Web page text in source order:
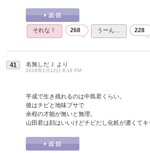
それな！ 268 うーん… 228
41 名無しだＪ より
2016年1月12日 8:18 PM
平成で生き残れるのは中島君くらい。
後はチビと地味ブサで
余程の才能が無いと無理。
山田君は顔はいいけどチビだし化粧が濃くてキ